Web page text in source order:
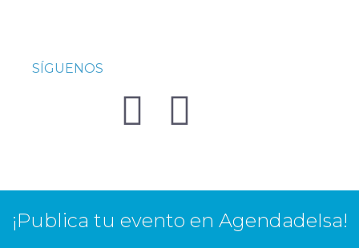
SÍGUENOS
¡Publica tu evento en AgendadeIsa!